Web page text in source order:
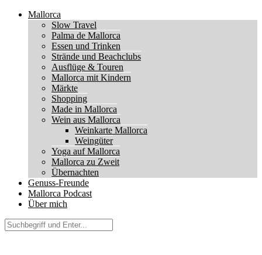
Mallorca
Slow Travel
Palma de Mallorca
Essen und Trinken
Strände und Beachclubs
Ausflüge & Touren
Mallorca mit Kindern
Märkte
Shopping
Made in Mallorca
Wein aus Mallorca
Weinkarte Mallorca
Weingüter
Yoga auf Mallorca
Mallorca zu Zweit
Übernachten
Genuss-Freunde
Mallorca Podcast
Über mich